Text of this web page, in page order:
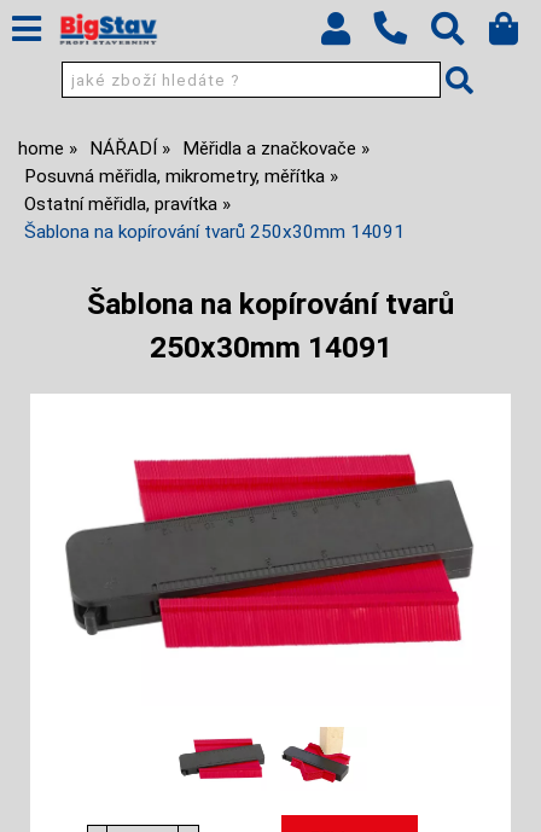
home NÁŘADÍ
Měřidla a značkovače
Posuvná měřidla, mikrometry, měřítka
Ostatní měřidla, pravítka
Šablona na kopírování tvarů 250x30mm 14091
Šablona na kopírování tvarů
250x30mm 14091